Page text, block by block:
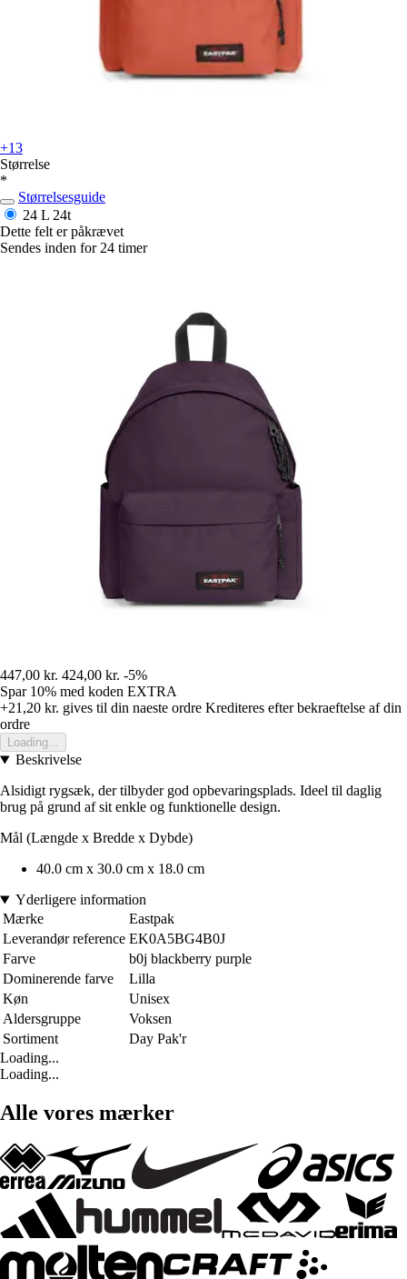
+13
Størrelse
*
Størrelsesguide
24 L 24t
Dette felt er påkrævet
Sendes inden for 24 timer
447,00 kr. 424,00 kr. -5%
Spar 10% med koden EXTRA
+21,20 kr. gives til din naeste ordre Krediteres efter bekraeftelse af din
ordre
Loading...
Beskrivelse
Alsidigt rygsæk, der tilbyder god opbevaringsplads. Ideel til daglig
brug på grund af sit enkle og funktionelle design.
Mål (Længde x Bredde x Dybde)
40.0 cm x 30.0 cm x 18.0 cm
Yderligere information
Mærke
Eastpak
Leverandør reference EK0A5BG4B0J
Farve
b0j blackberry purple
Dominerende farve
Lilla
Køn
Unisex
Aldersgruppe
Voksen
Sortiment
Day Pak'r
Loading...
Loading...
Alle vores mærker